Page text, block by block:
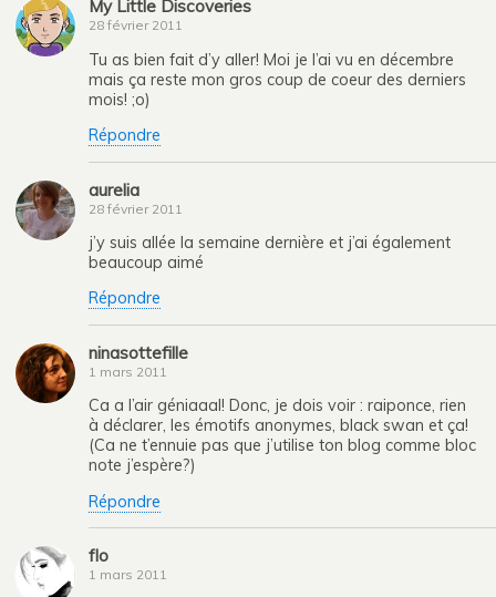
My Little Discoveries
28 février 2011
Tu as bien fait d’y aller! Moi je l’ai vu en décembre
mais ça reste mon gros coup de coeur des derniers
mois! ;o)
Répondre
aurelia
28 février 2011
j’y suis allée la semaine dernière et j’ai également
beaucoup aimé
Répondre
ninasottefille
1 mars 2011
Ca a l’air géniaaal! Donc, je dois voir : raiponce, rien
à déclarer, les émotifs anonymes, black swan et ça!
(Ca ne t’ennuie pas que j’utilise ton blog comme bloc
note j’espère?)
Répondre
flo
1 mars 2011